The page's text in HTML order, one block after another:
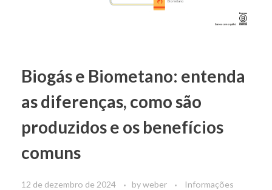
Biogás e Biometano: entenda
as diferenças, como são
produzidos e os benefícios
comuns
12 de dezembro de 2024 byweber Informações